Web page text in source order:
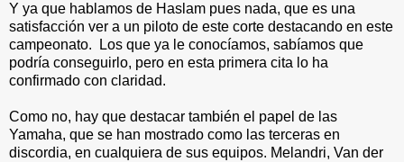
Y ya que hablamos de Haslam pues nada, que es una
satisfacción ver a un piloto de este corte destacando en este
campeonato. Los que ya le conocíamos, sabíamos que
podría conseguirlo, pero en esta primera cita lo ha
confirmado con claridad.
Como no, hay que destacar también el papel de las
Yamaha, que se han mostrado como las terceras en
discordia, en cualquiera de sus equipos. Melandri, Van der